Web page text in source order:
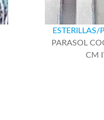
ESTERILLAS/
PARASOL
CM